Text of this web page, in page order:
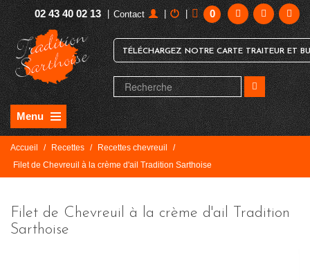
02 43 40 02 13 | Contact | | 0
TÉLÉCHARGEZ NOTRE CARTE TRAITEUR ET
Menu
Accueil / Recettes / Recettes chevreuil
/
Filet de Chevreuil à la crème d'ail Tradition Sarthoise
Filet de Chevreuil à la crème d'ail Tradition
Sarthoise